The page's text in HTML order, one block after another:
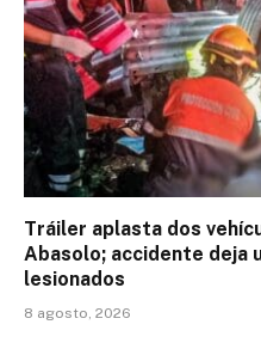
Tráiler aplasta dos
Abasolo; accidente deja
lesionados
8 agosto, 2026